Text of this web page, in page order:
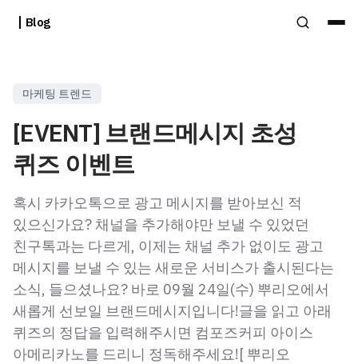
Blog
마케팅 트렌드
[EVENT] 브랜드메시지 초성
퀴즈 이벤트
혹시 카카오톡으로 광고 메시지를 받아보신 적
있으신가요? 채널을 추가해야만 보낼 수 있었던
친구톡과는 다르게, 이제는 채널 추가 없이도 광고
메시지를 보낼 수 있는 새로운 서비스가 출시된다는
소식, 들으셨나요? 바로 09월 24일(수) 뿌리오에서
새롭게 선보일 브랜드메시지입니다!글을 읽고 아래
퀴즈의 정답을 입력해주시면 컴포즈커피 아이스
아메리카노를 드리니 정독해주세요![ 뿌리오